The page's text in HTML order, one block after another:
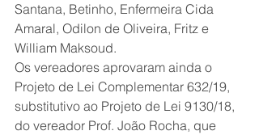
Santana, Betinho, Enfermeira Cida
Amaral, Odilon de Oliveira, Fritz e
William Maksoud.
Os vereadores aprovaram ainda o
Projeto de Lei Complementar 632/19,
substitutivo ao Projeto de Lei 9130/18,
do vereador Prof. João Rocha, que